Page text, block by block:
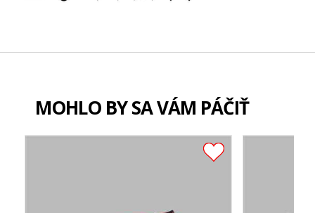
MOHLO BY SA VÁM PÁČIŤ